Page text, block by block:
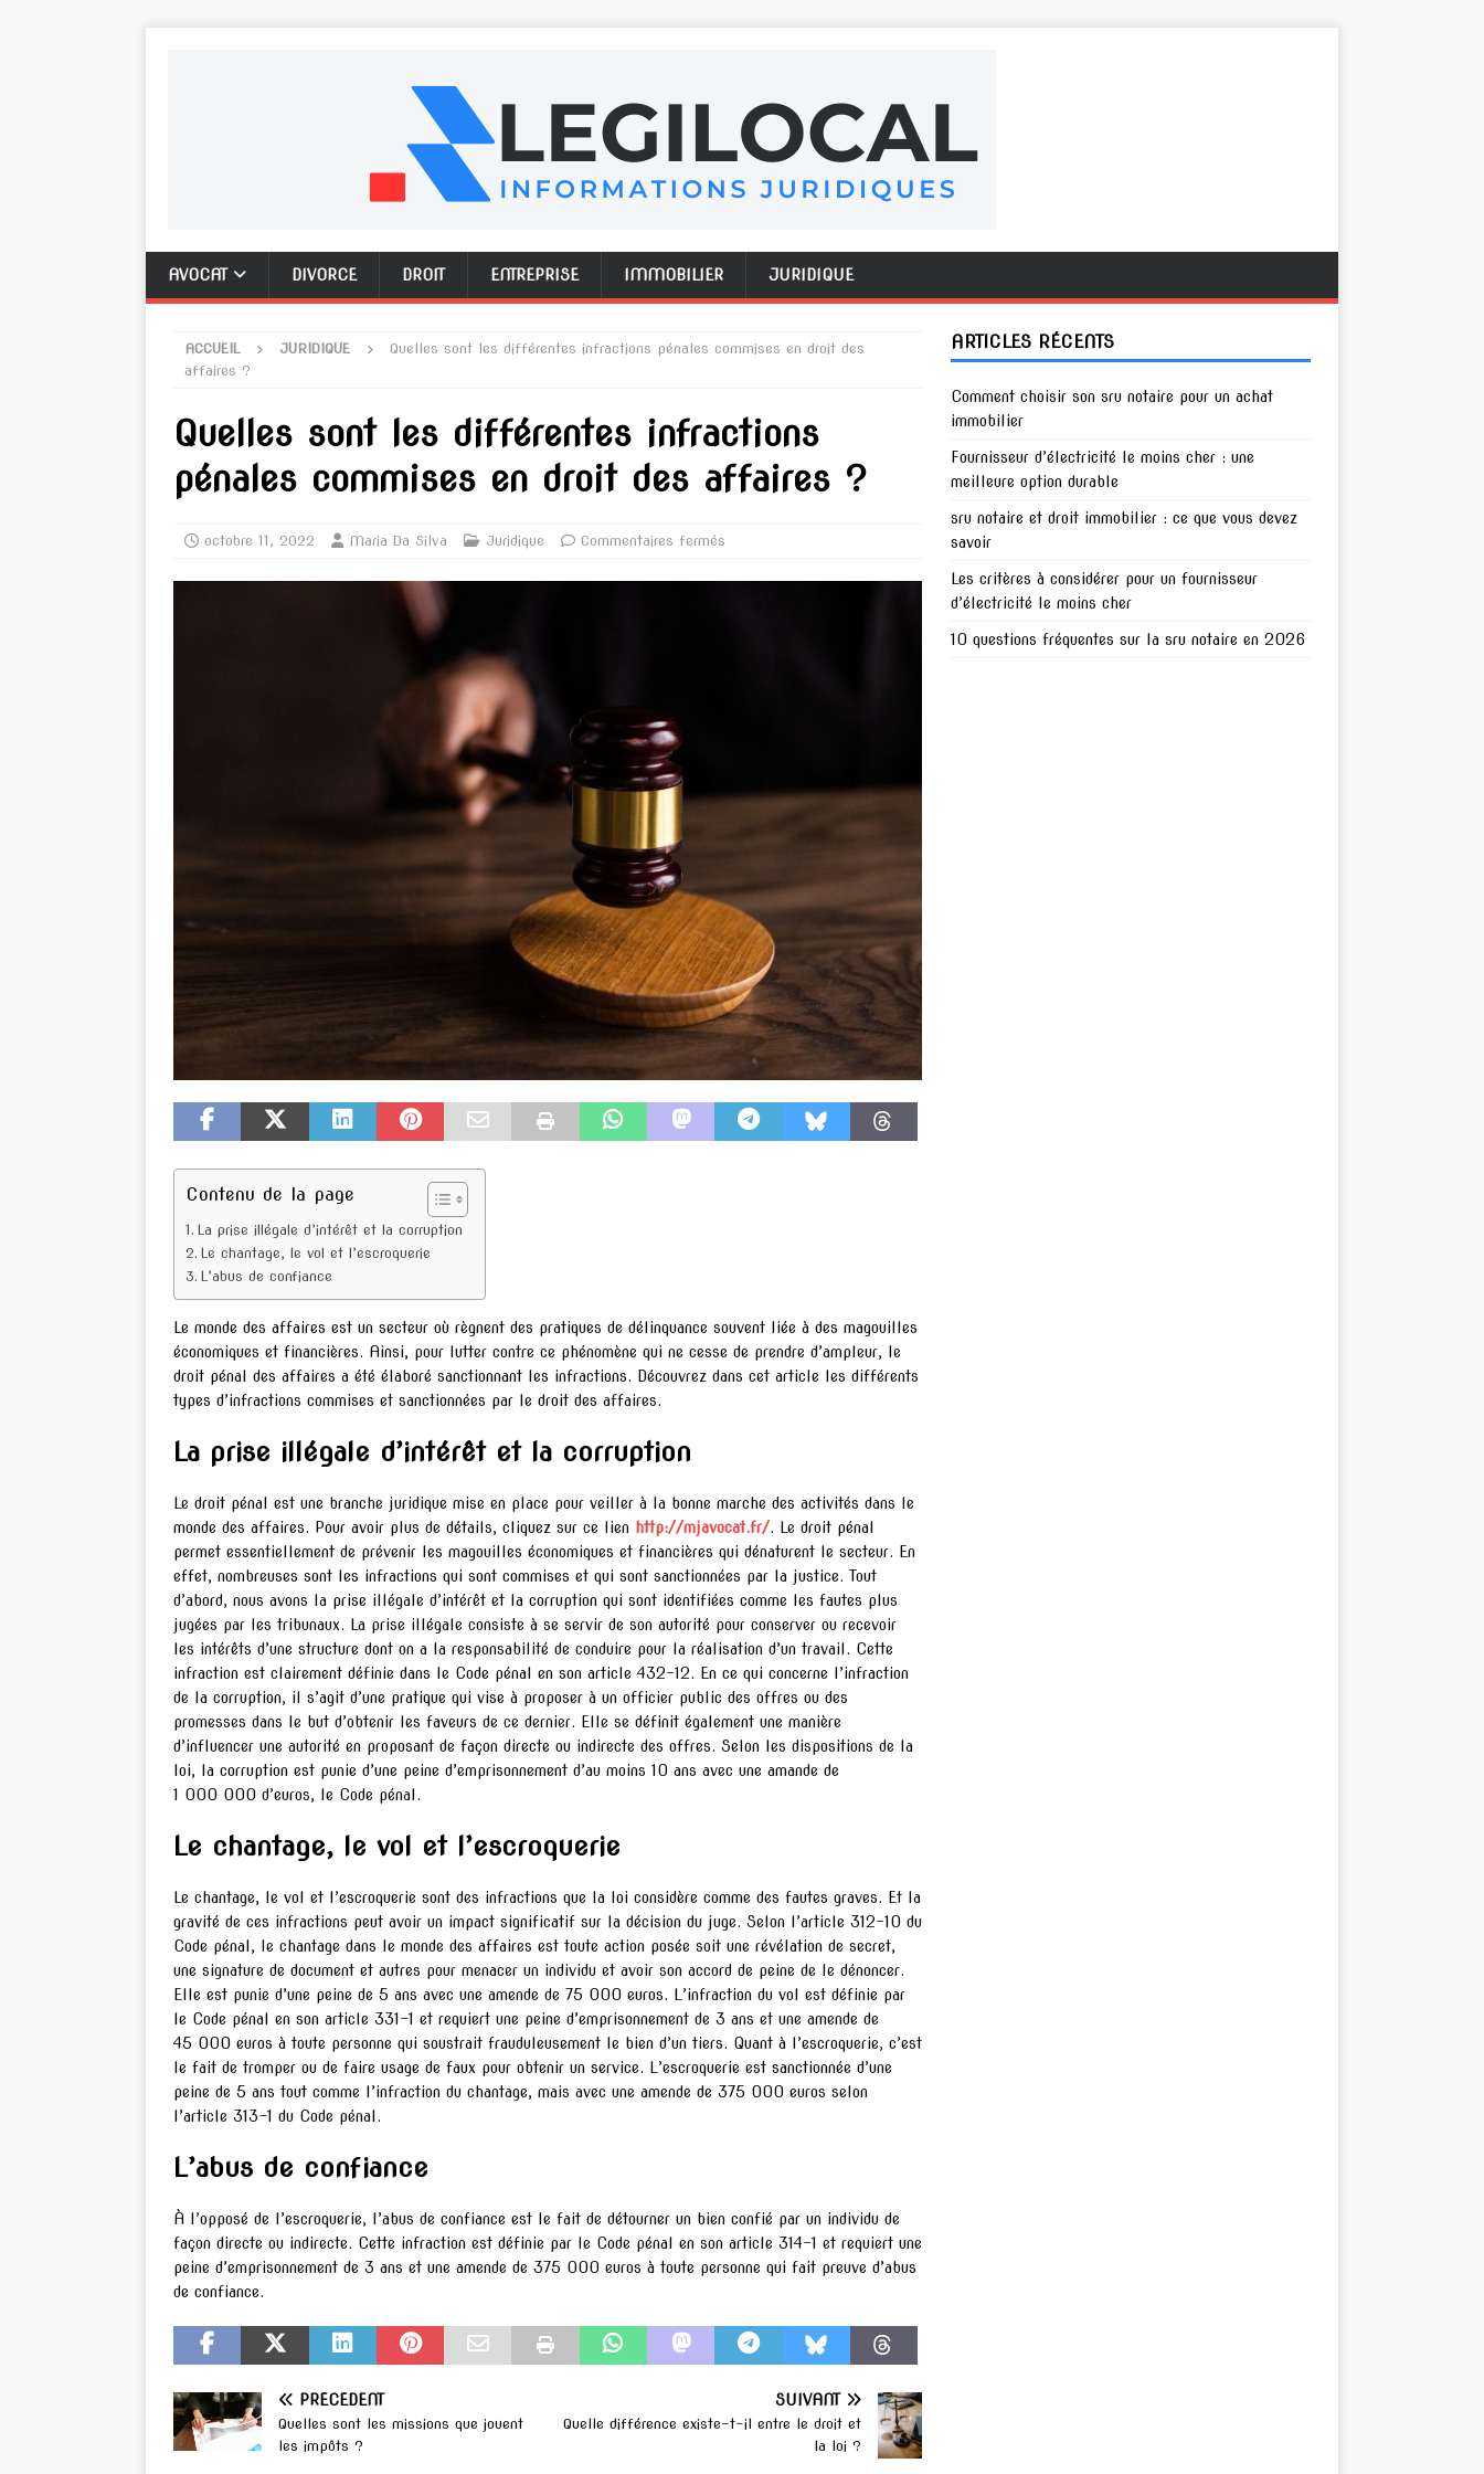
AVOCAT DIVORCE DROIT ENTREPRISE IMMOBILIER JURIDIQUE
ACCUEIL JURIDIQUE
Quelles sont les différentes infractions pénales commises en droit des
affaires ?
Quelles sont les différentes infractions
pénales commises en droit des affaires ?
octobre 11, 2022 Maria Da Silva Juridique Commentaires fermés
Contenu de la page
La prise illégale d’intérêt et la corruption
Le chantage, le vol et l’escroquerie
L’abus de confiance
Le monde des affaires est un secteur où règnent des pratiques de délinquance souvent liée à des magouilles
économiques et financières. Ainsi, pour lutter contre ce phénomène qui ne cesse de prendre d’ampleur, le
droit pénal des affaires a été élaboré sanctionnant les infractions. Découvrez dans cet article les différents
types d’infractions commises et sanctionnées par le droit des affaires.
La prise illégale d’intérêt et la corruption
Le droit pénal est une branche juridique mise en place pour veiller à la bonne marche des activités dans le
monde des affaires. Pour avoir plus de détails, cliquez sur ce lien http://mjavocat.fr/. Le droit pénal
permet essentiellement de prévenir les magouilles économiques et financières qui dénaturent le secteur. En
effet, nombreuses sont les infractions qui sont commises et qui sont sanctionnées par la justice. Tout
d’abord, nous avons la prise illégale d’intérêt et la corruption qui sont identifiées comme les fautes plus
jugées par les tribunaux. La prise illégale consiste à se servir de son autorité pour conserver ou recevoir
les intérêts d’une structure dont on a la responsabilité de conduire pour la réalisation d’un travail. Cette
infraction est clairement définie dans le Code pénal en son article 432-12. En ce qui concerne l’infraction
de la corruption, il s’agit d’une pratique qui vise à proposer à un officier public des offres ou des
promesses dans le but d’obtenir les faveurs de ce dernier. Elle se définit également une manière
d’influencer une autorité en proposant de façon directe ou indirecte des offres. Selon les dispositions de la
loi, la corruption est punie d’une peine d’emprisonnement d’au moins 10 ans avec une amande de
1 000 000 d’euros, le Code pénal.
Le chantage, le vol et l’escroquerie
Le chantage, le vol et l’escroquerie sont des infractions que la loi considère comme des fautes graves. Et la
gravité de ces infractions peut avoir un impact significatif sur la décision du juge. Selon l’article 312-10 du
Code pénal, le chantage dans le monde des affaires est toute action posée soit une révélation de secret,
une signature de document et autres pour menacer un individu et avoir son accord de peine de le dénoncer.
Elle est punie d’une peine de 5 ans avec une amende de 75 000 euros. L’infraction du vol est définie par
le Code pénal en son article 331-1 et requiert une peine d’emprisonnement de 3 ans et une amende de
45 000 euros à toute personne qui soustrait frauduleusement le bien d’un tiers. Quant à l’escroquerie, c’est
le fait de tromper ou de faire usage de faux pour obtenir un service. L’escroquerie est sanctionnée d’une
peine de 5 ans tout comme l’infraction du chantage, mais avec une amende de 375 000 euros selon
l’article 313-1 du Code pénal.
L’abus de confiance
À l’opposé de l’escroquerie, l’abus de confiance est le fait de détourner un bien confié par un individu de
façon directe ou indirecte. Cette infraction est définie par le Code pénal en son article 314-1 et requiert une
peine d’emprisonnement de 3 ans et une amende de 375 000 euros à toute personne qui fait preuve d’abus
de confiance.
PRÉCÉDENT
Quelles sont les missions que jouent
les impôts ?
SUIVANT
Quelle différence existe-t-il entre le droit et
la loi ?
ARTICLES RÉCENTS
Comment choisir son sru notaire pour un achat
immobilier
Fournisseur d’électricité le moins cher : une
meilleure option durable
sru notaire et droit immobilier : ce que vous devez
savoir
Les critères à considérer pour un fournisseur
d’électricité le moins cher
10 questions fréquentes sur la sru notaire en 2026